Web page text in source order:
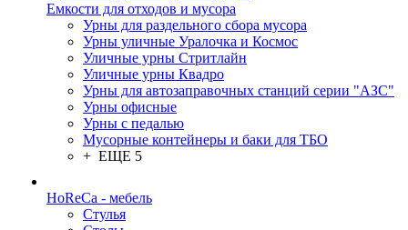
Емкости для отходов и мусора
Урны для раздельного сбора мусора
Урны уличные Уралочка и Космос
Уличные урны Стритлайн
Уличные урны Квадро
Урны для автозаправочных станций серии "АЗС"
Урны офисные
Урны с педалью
Мусорные контейнеры и баки для ТБО
+ ЕЩЕ 5
HoReCa - мебель
Стулья